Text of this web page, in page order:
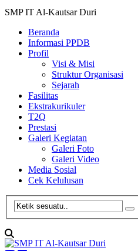
SMP IT Al-Kautsar Duri
Beranda
Informasi PPDB
Profil
Visi & Misi
Struktur Organisasi
Sejarah
Fasilitas
Ekstrakurikuler
T2Q
Prestasi
Galeri Kegiatan
Galeri Foto
Galeri Video
Media Sosial
Cek Kelulusan